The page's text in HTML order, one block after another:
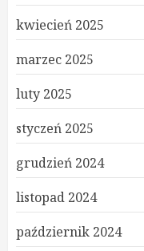
kwiecień 2025
marzec 2025
luty 2025
styczeń 2025
grudzień 2024
listopad 2024
październik 2024